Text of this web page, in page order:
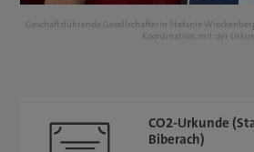
Geschäftsführende Gesellschafterin Stefanie Wieckenberg
Koordination, mit der
CO2-Urkunde
Biberach)